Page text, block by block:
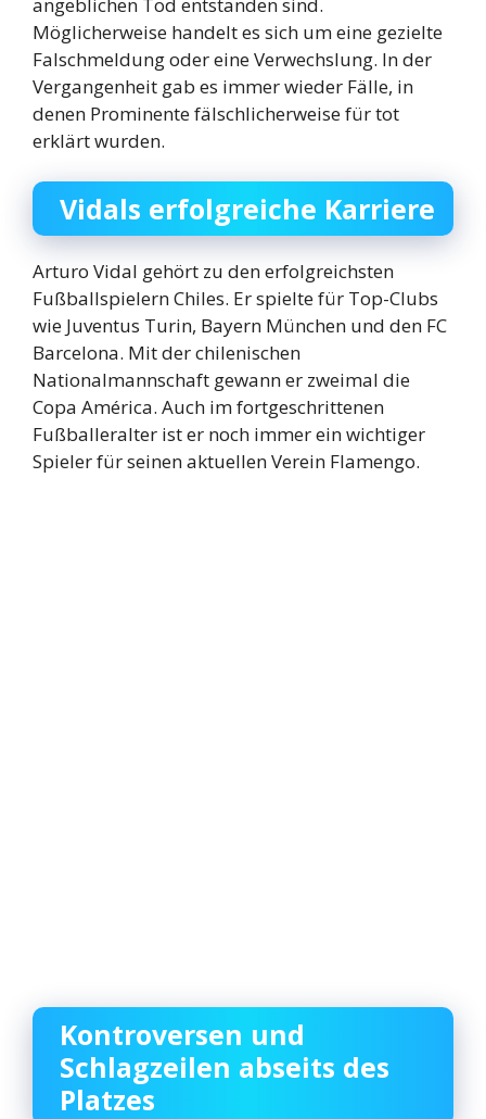
Möglicherweise handelt es sich um eine gezielte
Falschmeldung oder eine Verwechslung. In der
Vergangenheit gab es immer wieder Fälle, in
denen Prominente fälschlicherweise für tot
erklärt wurden.
Vidals erfolgreiche Karriere
Arturo Vidal gehört zu den erfolgreichsten
Fußballspielern Chiles. Er spielte für Top-Clubs
wie Juventus Turin, Bayern München und den FC
Barcelona. Mit der chilenischen
Nationalmannschaft gewann er zweimal die
Copa América. Auch im fortgeschrittenen
Fußballeralter ist er noch immer ein wichtiger
Spieler für seinen aktuellen Verein Flamengo.
Kontroversen und
Schlagzeilen abseits des
Platzes